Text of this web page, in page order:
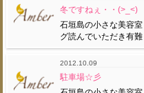
冬ですねぇ・・(>_<)
石垣島の小さな美容
グ読んでいただき有
2012.10.09
駐車場☆彡